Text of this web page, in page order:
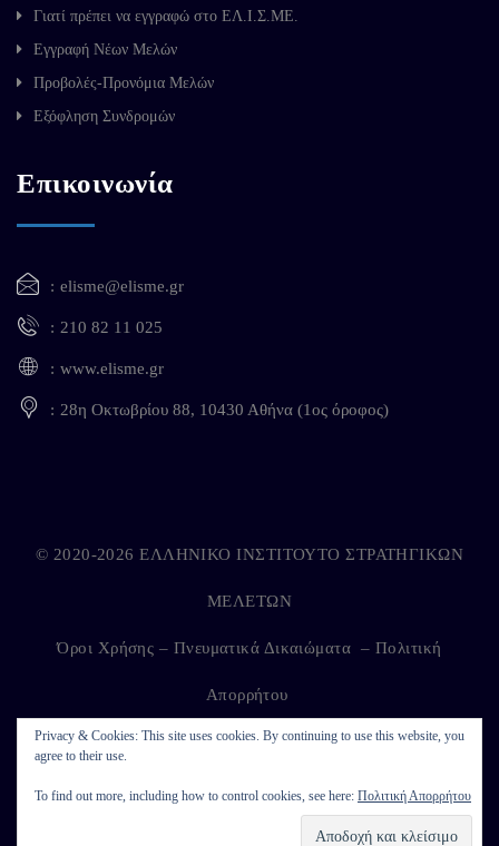
Γιατί πρέπει να εγγραφώ στο ΕΛ.Ι.Σ.ΜΕ.
Εγγραφή Νέων Μελών
Προβολές-Προνόμια Μελών
Εξόφληση Συνδρομών
Επικοινωνία
elisme@elisme.gr
210 82 11 025
www.elisme.gr
28η Οκτωβρίου 88, 10430 Αθήνα (1ος όροφος)
Privacy & Cookies: This site uses cookies. By continuing to use this website, you
agree to their use.
To find out more, including how to control cookies, see here: Πολιτική Απορρήτου
© 2020-2026 ΕΛΛΗΝΙΚΟ ΙΝΣΤΙΤΟΥΤΟ ΣΤΡΑΤΗΓΙΚΩΝ
ΜΕΛΕΤΩΝ
Όροι Χρήσης – Πνευματικά Δικαιώματα – Πολιτική
Απορρήτου
Developed by